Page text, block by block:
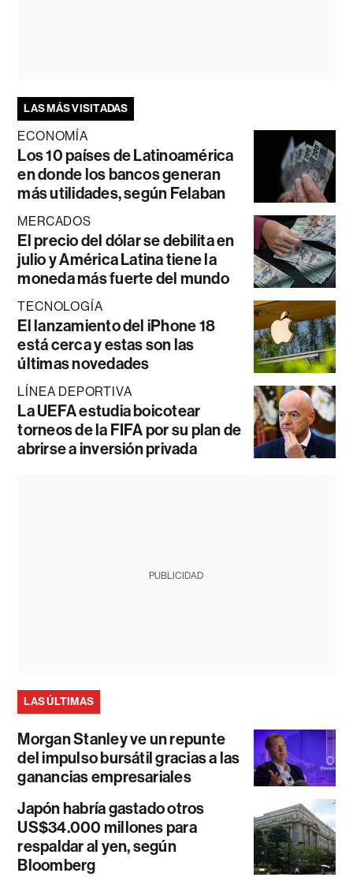
LAS MÁS VISITADAS
ECONOMÍA
Los 10 países de Latinoamérica
en donde los bancos generan
más utilidades, según Felaban
MERCADOS
El precio del dólar se debilita en
julio y América Latina tiene la
moneda más fuerte del mundo
TECNOLOGÍA
El lanzamiento del iPhone 18
está cerca y estas son las
últimas novedades
LÍNEA DEPORTIVA
La UEFA estudia boicotear
torneos de la FIFA por su plan de
abrirse a inversión privada
PUBLICIDAD
LAS ÚLTIMAS
Morgan Stanley ve un repunte
del impulso bursátil gracias a las
ganancias empresariales
Japón habría gastado otros
US$34.000 millones para
respaldar al yen, según
Bloomberg